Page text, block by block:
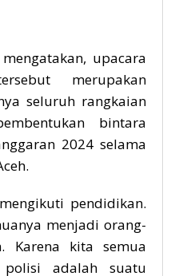
upacara
merupakan
seluruh rangkaian
bintara
2024 selama
pendidikan.
menjadi orang-
Karena kita semua
adalah suatu